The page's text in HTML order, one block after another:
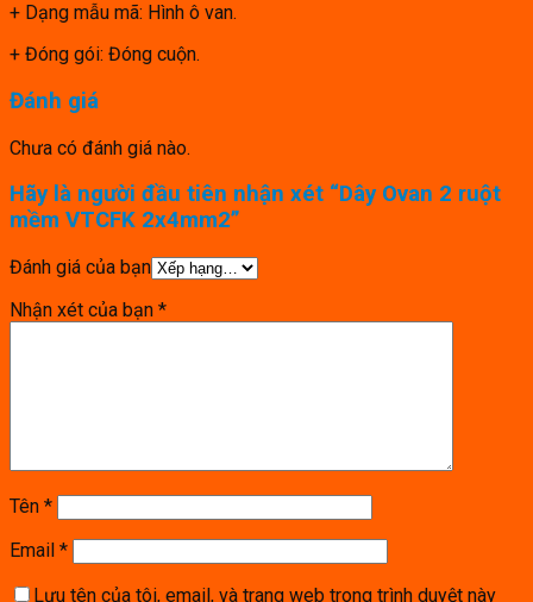
+ Dạng mẫu mã: Hình ô van.
+ Đóng gói: Đóng cuộn.
Đánh giá
Chưa có đánh giá nào.
Hãy là người đầu tiên nhận xét “Dây Ovan 2 ruột
mềm VTCFK 2x4mm2”
Đánh giá của bạn
Nhận xét của bạn *
Tên *
Email *
Lưu tên của tôi, email, và trang web trong trình duyệt này